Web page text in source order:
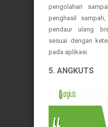
pengolahan
penghasil
pendaur ulang
sesuai dengan
pada aplikasi.
5. ANGKUTS